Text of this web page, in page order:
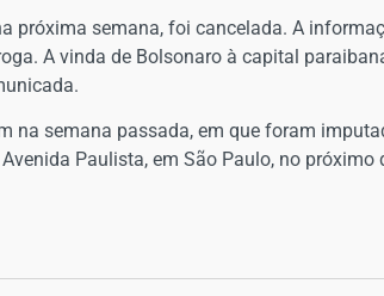
próxima semana, foi cancelada. A
A vinda de Bolsonaro à capital
na semana passada, em que foram
Paulista, em São Paulo, no próximo